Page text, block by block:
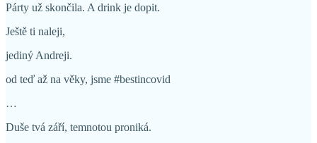
Párty už skončila. A drink je dopit.
Ještě ti naleji,
jediný Andreji.
od teď až na věky, jsme #bestincovid
…
Duše tvá září, temnotou proniká.